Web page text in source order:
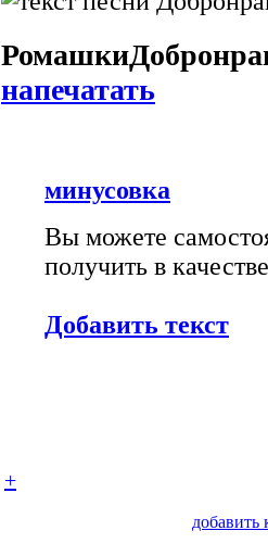
Ромашки
напечатать
минусовка
Вы можете
получить в
Добавить текст
+
добавить